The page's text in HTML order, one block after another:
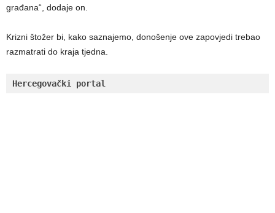
građana“, dodaje on.
Krizni štožer bi, kako saznajemo, donošenje ove zapovjedi trebao
razmatrati do kraja tjedna.
Hercegovački portal